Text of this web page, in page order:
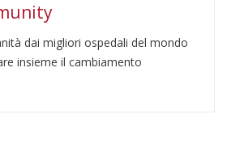
dai migliori ospedali del mondo
insieme il cambiamento